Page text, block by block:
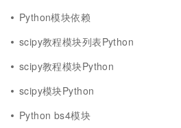
Python模块依赖
scipy教程模块列表Python
scipy教程模块Python
scipy模块Python
Python bs4模块